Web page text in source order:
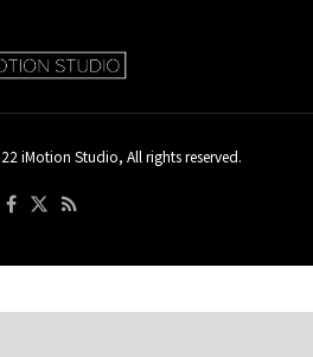
iMotion Studio, All rights reserved.